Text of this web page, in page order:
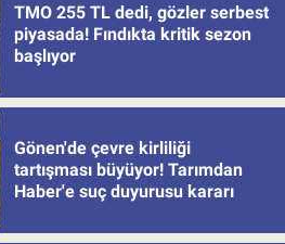
TMO 255 TL dedi, gözler serbest
piyasada! Fındıkta kritik sezon
başlıyor
Gönen'de çevre kirliliği
tartışması büyüyor! Tarımdan
Haber'e suç duyurusu kararı